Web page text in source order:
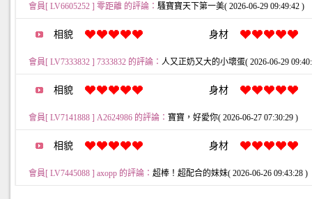
會員[ LV6605252 ] 零距離 的評論： 騷寶寶天下第一美( 2026-06-29 09:49:42 )
相貌 身材
會員[ LV7333832 ] 7333832 的評論： 人又正奶又大的小壞蛋( 2026-06-29
相貌 身材
會員[ LV7141888 ] A2624986 的評論： 寶寶，好愛你( 2026-06-27 07:30:29 )
相貌 身材
會員[ LV7445088 ] axopp 的評論： 超棒！超配合的妹妹( 2026-06-26 09:43:28 )